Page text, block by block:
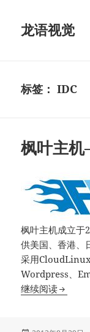
龙语视觉
标签：IDC
枫叶主机
枫叶主机成立于
供美国、香港、
采用
Wordpress、
继续阅读枫叶主